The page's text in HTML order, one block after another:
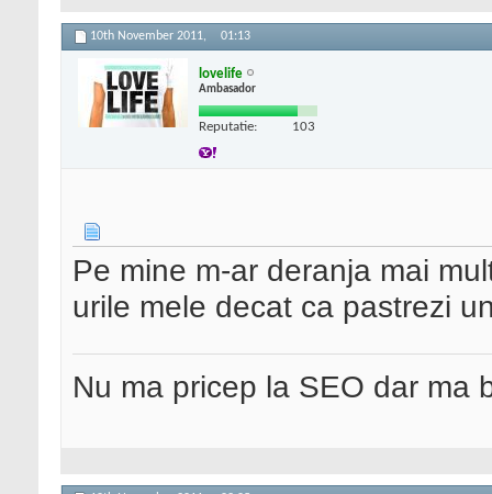
10th November 2011, 01:13
lovelife
Ambasador
Reputatie: 103
Pe mine m-ar deranja mai
urile mele decat ca pastrezi
Nu ma pricep la SEO dar ma